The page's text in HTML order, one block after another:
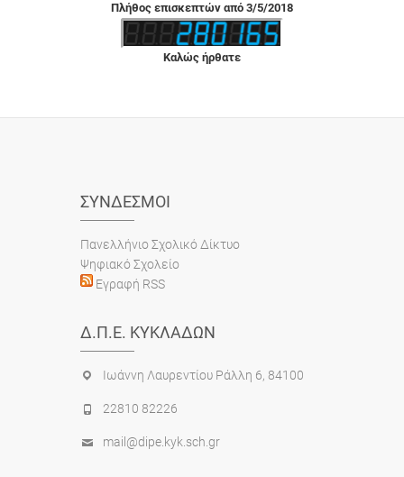
Πλήθος επισκεπτών από 3/5/2018
Καλώς ήρθατε
ΣΎΝΔΕΣΜΟΙ
Πανελλήνιο Σχολικό Δίκτυο
Ψηφιακό Σχολείο
Εγραφή RSS
Δ.Π.Ε. ΚΥΚΛΆΔΩΝ
Ιωάννη Λαυρεντίου Ράλλη 6, 84100
22810 82226
mail@dipe.kyk.sch.gr